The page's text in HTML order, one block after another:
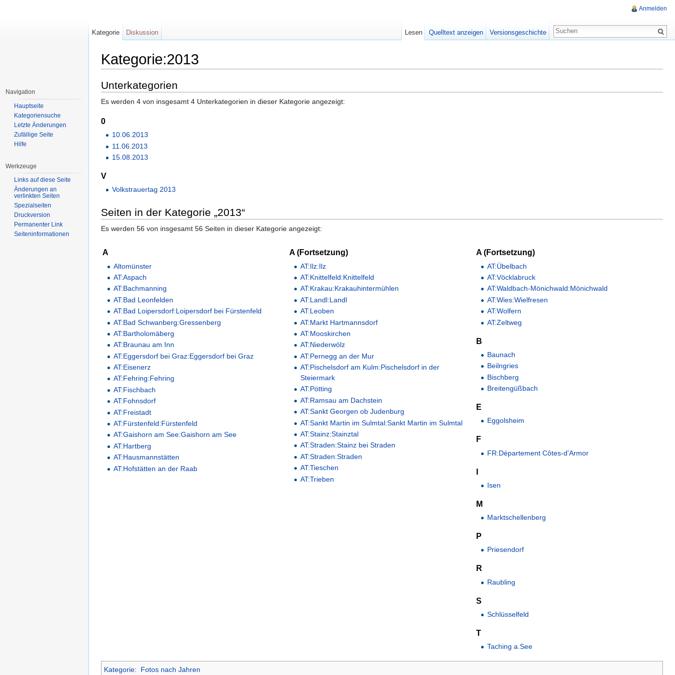
Kategorie:2013
Unterkategorien
Es werden 4 von insgesamt 4 Unterkategorien in dieser Kategorie angezeigt:
0
10.06.2013
11.06.2013
15.08.2013
V
Volkstrauertag 2013
Seiten in der Kategorie „2013“
Es werden 56 von insgesamt 56 Seiten in dieser Kategorie angezeigt:
A
Altomünster
AT:Aspach
AT:Bachmanning
AT:Bad Leonfelden
AT:Bad Loipersdorf:Loipersdorf bei Fürstenfeld
AT:Bad Schwanberg:Gressenberg
AT:Bartholomäberg
AT:Braunau am Inn
AT:Eggersdorf bei Graz:Eggersdorf bei Graz
AT:Eisenerz
AT:Fehring:Fehring
AT:Fischbach
AT:Fohnsdorf
AT:Freistadt
AT:Fürstenfeld:Fürstenfeld
AT:Gaishorn am See:Gaishorn am See
AT:Hartberg
AT:Hausmannstätten
AT:Hofstätten an der Raab
A (Fortsetzung)
AT:Ilz:Ilz
AT:Knittelfeld:Knittelfeld
AT:Krakau:Krakauhintermühlen
AT:Landl:Landl
AT:Leoben
AT:Markt Hartmannsdorf
AT:Mooskirchen
AT:Niederwölz
AT:Pernegg an der Mur
AT:Pischelsdorf am Kulm:Pischelsdorf in der
Steiermark
AT:Pötting
AT:Ramsau am Dachstein
AT:Sankt Georgen ob Judenburg
AT:Sankt Martin im Sulmtal:Sankt Martin im Sulmtal
AT:Stainz:Stainztal
AT:Straden:Stainz bei Straden
AT:Straden:Straden
AT:Tieschen
AT:Trieben
A (Fortsetzung)
AT:Übelbach
AT:Vöcklabruck
AT:Waldbach-Mönichwald:Mönichwald
AT:Wies:Wielfresen
AT:Wolfern
AT:Zeltweg
B
Baunach
Beilngries
Bischberg
Breitengüßbach
E
Eggolsheim
F
FR:Département Côtes-d'Armor
I
Isen
M
Marktschellenberg
P
Priesendorf
R
Raubling
S
Schlüsselfeld
T
Taching a.See
Kategorie: Fotos nach Jahren
Anmelden
Kategorie Diskussion Lesen Quelltext anzeigen Versionsgeschichte
Navigation
Hauptseite
Kategoriensuche
Letzte Änderungen
Zufällige Seite
Hilfe
Werkzeuge
Links auf diese Seite
Änderungen an
verlinkten Seiten
Spezialseiten
Druckversion
Permanenter Link
Seiteninformationen